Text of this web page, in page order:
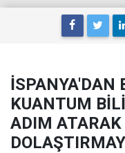
İSPANYA'DAN
KUANTUM
ADIM